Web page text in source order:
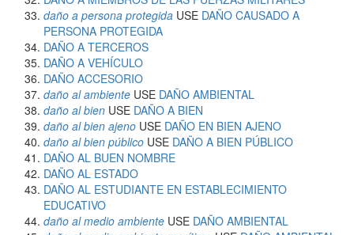
daño a persona protegida USE DAÑO CAUSADO A
PERSONA PROTEGIDA
DAÑO A TERCEROS
DAÑO A VEHÍCULO
DAÑO ACCESORIO
daño al ambiente USE DAÑO AMBIENTAL
daño al bien USE DAÑO A BIEN
daño al bien ajeno USE DAÑO EN BIEN AJENO
daño al bien público USE DAÑO A BIEN PÚBLICO
DAÑO AL BUEN NOMBRE
DAÑO AL ESTADO
DAÑO AL ESTUDIANTE EN ESTABLECIMIENTO
EDUCATIVO
daño al medio ambiente USE DAÑO AMBIENTAL